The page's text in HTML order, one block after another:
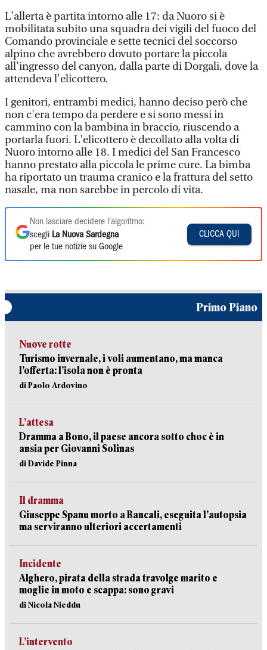
L'allerta è partita intorno alle 17: da Nuoro si è
mobilitata subito una squadra dei vigili del fuoco del
Comando provinciale e sette tecnici del soccorso
alpino che avrebbero dovuto portare la piccola
all'ingresso del canyon, dalla parte di Dorgali, dove la
attendeva l'elicottero.
I genitori, entrambi medici, hanno deciso però che
non c'era tempo da perdere e si sono messi in
cammino con la bambina in braccio, riuscendo a
portarla fuori. L'elicottero è decollato alla volta di
Nuoro intorno alle 18. I medici del San Francesco
hanno prestato alla piccola le prime cure. La bimba
ha riportato un trauma cranico e la frattura del setto
nasale, ma non sarebbe in percolo di vita.
Non lasciare decidere l'algoritmo:
scegli La Nuova Sardegna
per le tue notizie su Google
CLICCA QUI
Primo Piano
Nuove rotte
Turismo invernale, i voli aumentano, ma manca
l’offerta: l’isola non è pronta
di Paolo Ardovino
L’attesa
Dramma a Bono, il paese ancora sotto choc è in
ansia per Giovanni Solinas
di Davide Pinna
Il dramma
Giuseppe Spanu morto a Bancali, eseguita l’autopsia
ma serviranno ulteriori accertamenti
Incidente
Alghero, pirata della strada travolge marito e
moglie in moto e scappa: sono gravi
di Nicola Nieddu
L’intervento